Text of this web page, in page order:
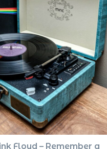
Floyd – Remember a